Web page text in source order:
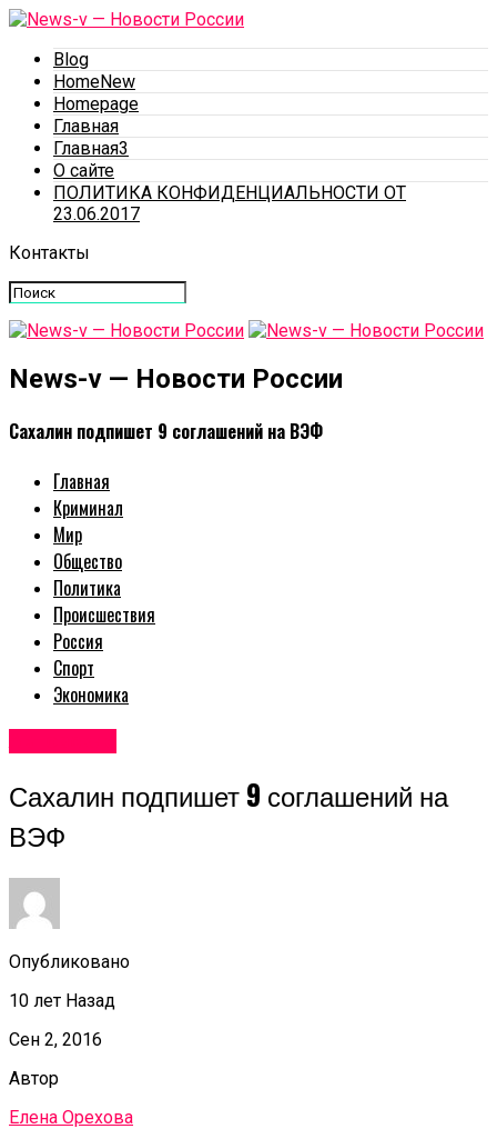
Blog
HomeNew
Homepage
Главная
Главная3
О сайте
ПОЛИТИКА КОНФИДЕНЦИАЛЬНОСТИ ОТ
23.06.2017
Контакты
News-v — Новости России
Сахалин подпишет 9 соглашений на ВЭФ
Главная
Криминал
Мир
Общество
Политика
Происшествия
Россия
Спорт
Экономика
Сахалин подпишет 9 соглашений на
ВЭФ
Опубликовано
10 лет Назад
Сен 2, 2016
Автор
Елена Орехова